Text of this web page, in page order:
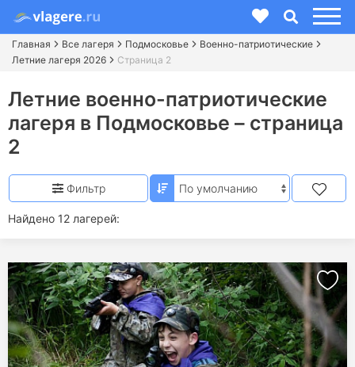
Главная Все лагеря Подмосковье
Военно-патриотические
Летние лагеря 2026
Страница 2
Летние военно-патриотические
лагеря в Подмосковье – страница
2
Найдено 12 лагерей:
Фильтр